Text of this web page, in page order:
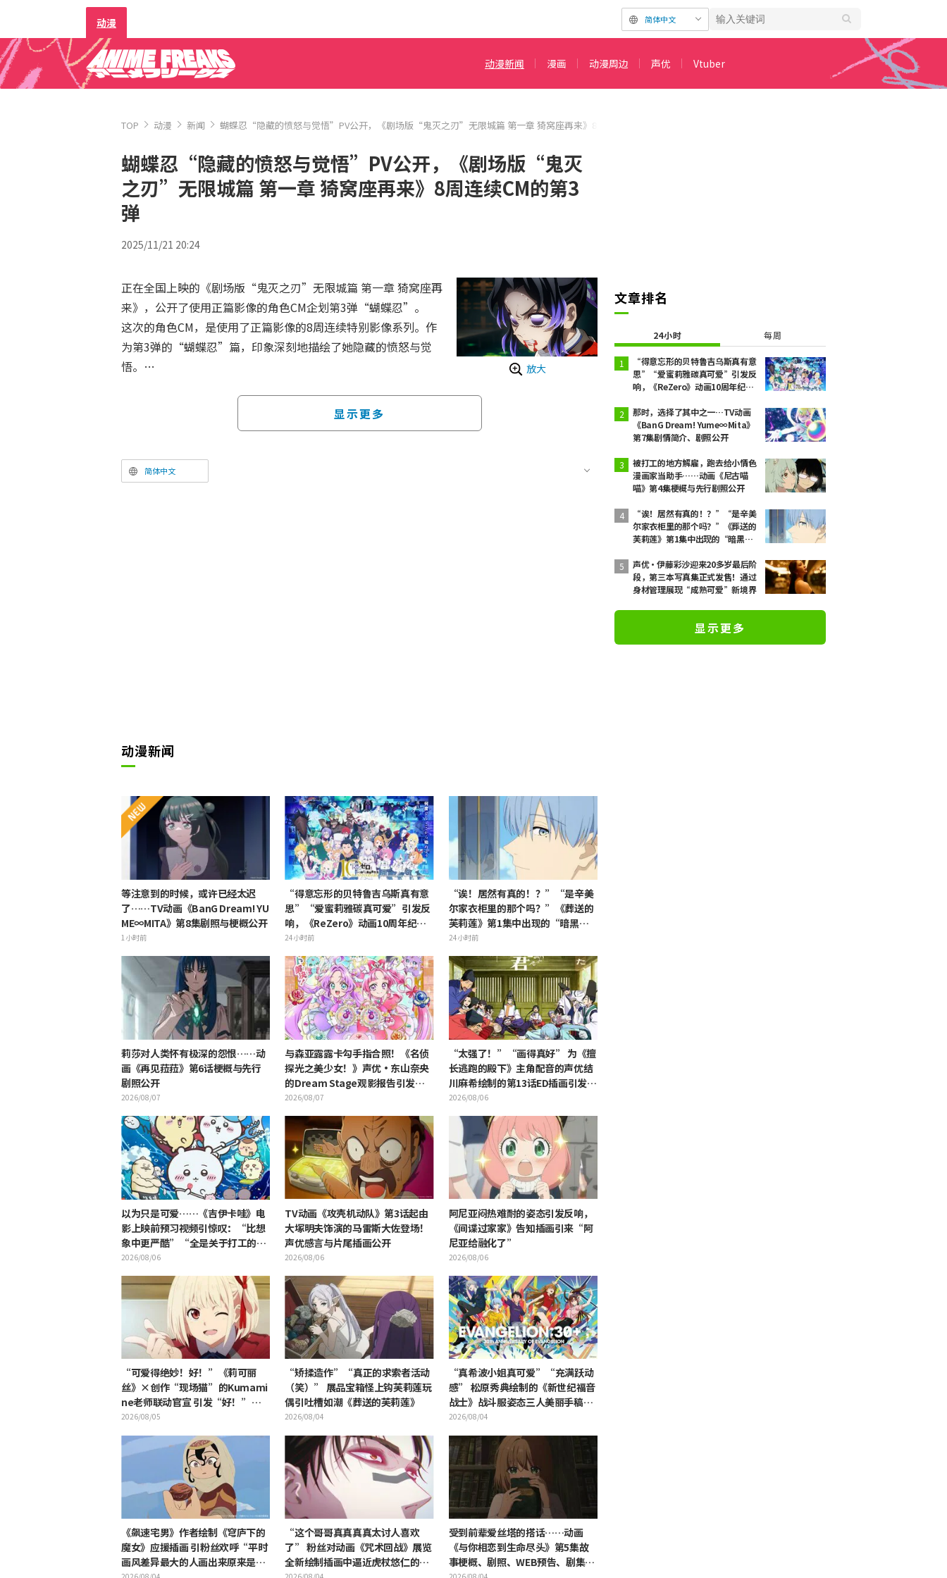
动漫 简体中文
动漫新闻 漫画 动漫周边 声优 Vtuber
TOP 动漫 新闻 蝴蝶忍“隐藏的愤怒与觉悟”PV公开，《剧场版“鬼灭之刃”无限城篇 第一章 猗窝座再来》8周连续CM的第3弹
蝴蝶忍“隐藏的愤怒与觉悟”PV公开，《剧场版“鬼灭
之刃”无限城篇 第一章 猗窝座再来》8周连续CM的第3
弹
2025/11/21 20:24
放大
正在全国上映的《剧场版“鬼灭之刃”无限城篇 第一章 猗窝座再
来》，公开了使用正篇影像的角色CM企划第3弹“蝴蝶忍”。
这次的角色CM，是使用了正篇影像的8周连续特别影像系列。作
为第3弹的“蝴蝶忍”篇，印象深刻地描绘了她隐藏的愤怒与觉
悟。
画）为基础，由ufotable负责动画制作的系列最新作。作品描绘
了家人被鬼杀害的少年灶门炭治郎，为了将变成鬼的妹妹祢豆子
炭治郎 立志篇》为开端，陆续推出了《无限列车篇》《游郭篇》
《刀匠村篇》《柱训练篇》，而剧场版中终于拉开了“无限城”
显示更多
简体中文
动漫新闻
等注意到的时候，或许已经太迟
了……TV动画《BanG Dream! YU
ME∞MITA》第8集剧照与梗概公开
1小时前
“得意忘形的贝特鲁吉乌斯真有意
思”“爱蜜莉雅碳真可爱”引发反
响，《ReZero》动画10周年纪念
活动视觉图解禁
24小时前
“诶！居然有真的！？”“是辛美
尔家衣柜里的那个吗？”《葬送的
芙莉莲》第1集中出现的“暗黑龙
的角”公开引发粉丝惊叹
24小时前
莉莎对人类怀有极深的怨恨……动
画《再见菈菈》第6话梗概与先行
剧照公开
2026/08/07
与森亚露露卡勾手指合照！《名侦
探光之美少女！》声优·东山奈央
的Dream Stage观影报告引发
“是双重奥秘啊”的反响
2026/08/07
“太强了！”“画得真好” 为《擅
长逃跑的殿下》主角配音的声优结
川麻希绘制的第13话ED插画引发赞
叹
2026/08/06
以为只是可爱……《吉伊卡哇》电
影上映前预习视频引惊叹：“比想
象中更严酷”“全是关于打工的话
题”的反差感
2026/08/06
TV动画《攻壳机动队》第3话起由
大塚明夫饰演的马雷斯大佐登场！
声优感言与片尾插画公开
2026/08/06
阿尼亚闷热难耐的姿态引发反响，
《间谍过家家》告知插画引来“阿
尼亚给融化了”
2026/08/06
“可爱得绝妙！好！”《莉可丽
丝》×创作“现场猫”的Kumami
ne老师联动官宣 引发“好！”反
响不断
2026/08/05
“矫揉造作”“真正的求索者活动
（笑）” 展品宝箱怪上钩芙莉莲玩
偶引吐槽如潮《葬送的芙莉莲》
2026/08/04
“真希波小姐真可爱”“充满跃动
感” 松原秀典绘制的《新世纪福音
战士》战斗服姿态三人美丽手稿公
开引热议
2026/08/04
《飙速宅男》作者绘制《穹庐下的
魔女》应援插画 引粉丝欢呼“平时
画风差异最大的人画出来原来是这
“这个哥哥真真真真太讨人喜欢
了” 粉丝对动画《咒术回战》展览
全新绘制插画中逼近虎杖悠仁的胀
受到前辈爱丝塔的搭话……动画
《与你相恋到生命尽头》第5集故
事梗概、剧照、WEB预告、剧集海
文章排名
24小时 每周
“得意忘形的贝特鲁吉乌斯真有意
思”“爱蜜莉雅碳真可爱”引发反
响，《ReZero》动画10周年纪念
那时，选择了其中之一…TV动画
《BanG Dream! Yume∞Mita》
第7集剧情简介、剧照公开
被打工的地方解雇，跑去给小情色
漫画家当助手……动画《尼古喵
喵》第4集梗概与先行剧照公开
“诶！居然有真的！？”“是辛美
尔家衣柜里的那个吗？”《葬送的
芙莉莲》第1集中出现的“暗黑龙
声优·伊藤彩沙迎来20多岁最后阶
段，第三本写真集正式发售！通过
身材管理展现“成熟可爱”新境界
显示更多